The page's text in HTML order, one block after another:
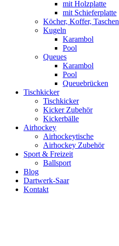
mit Holzplatte
mit Schieferplatte
Köcher, Koffer, Taschen
Kugeln
Karambol
Pool
Queues
Karambol
Pool
Queuebrücken
Tischkicker
Tischkicker
Kicker Zubehör
Kickerbälle
Airhockey
Airhockeytische
Airhockey Zubehör
Sport & Freizeit
Ballsport
Blog
Dartwerk-Saar
Kontakt